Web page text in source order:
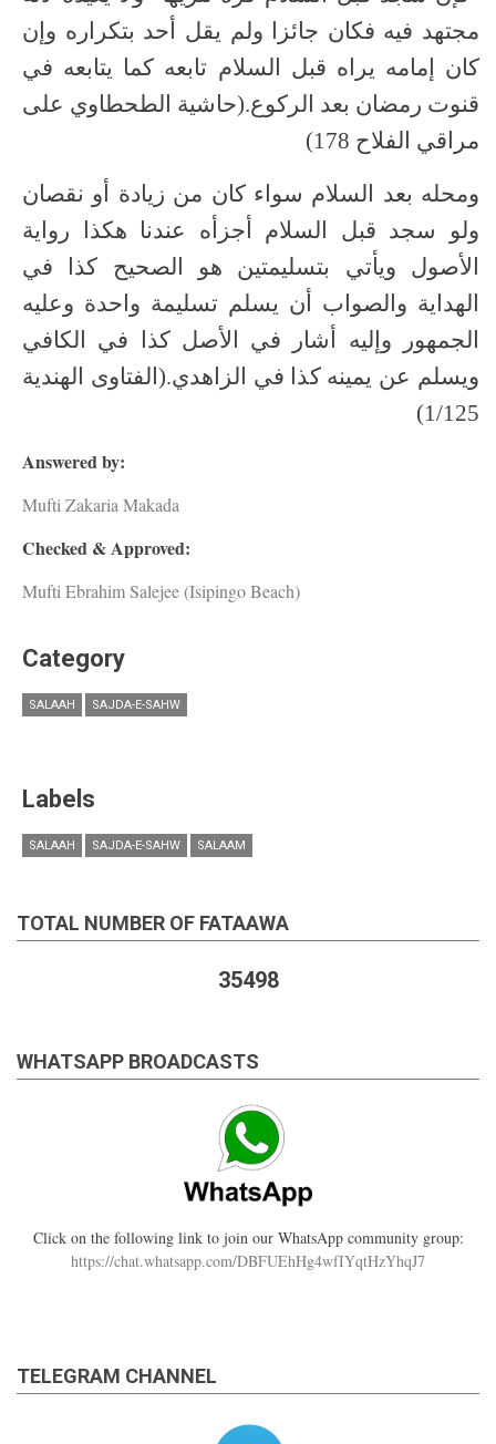
مجتهد فيه فكان جائزا ولم يقل أحد بتكراره وإن
كان إمامه يراه قبل السلام تابعه كما يتابعه في
قنوت رمضان بعد الركوع.(حاشية الطحطاوي على
مراقي الفلاح 178)
ومحله بعد السلام سواء كان من زيادة أو نقصان
ولو سجد قبل السلام أجزأه عندنا هكذا رواية
الأصول ويأتي بتسليمتين هو الصحيح كذا في
الهداية والصواب أن يسلم تسليمة واحدة وعليه
الجمهور وإليه أشار في الأصل كذا في الكافي
ويسلم عن يمينه كذا في الزاهدي.(الفتاوى الهندية
1/125)
Answered by:
Mufti Zakaria Makada
Checked & Approved:
Mufti Ebrahim Salejee (Isipingo Beach)
Category
SALAAH SAJDA-E-SAHW
Labels
SALAAH SAJDA-E-SAHW SALAAM
TOTAL NUMBER OF FATAAWA
35498
WHATSAPP BROADCASTS
Click on the following link to join our WhatsApp community group:
https://chat.whatsapp.com/DBFUEhHg4wfIYqtHzYhqJ7
TELEGRAM CHANNEL